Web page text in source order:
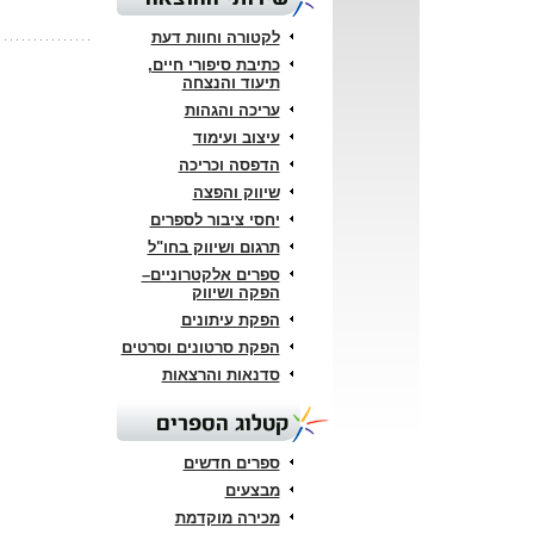
לקטורה וחוות דעת
כתיבת סיפורי חיים,
תיעוד והנצחה
עריכה והגהות
עיצוב ועימוד
הדפסה וכריכה
שיווק והפצה
יחסי ציבור לספרים
תרגום ושיווק בחו"ל
ספרים אלקטרוניים–
הפקה ושיווק
הפקת עיתונים
הפקת סרטונים וסרטים
סדנאות והרצאות
קטלוג הספרים
ספרים חדשים
מבצעים
מכירה מוקדמת